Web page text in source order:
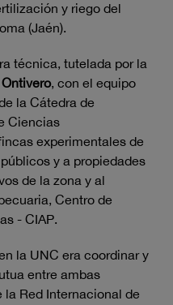
y riego del
(Jaén).
técnica, tutelada por la
, con el equipo
la Cátedra de
Ciencias
experimentales de
y a propiedades
de la zona y al
Centro de
- CIAP.
la UNC era coordinar y
entre ambas
Red Internacional de